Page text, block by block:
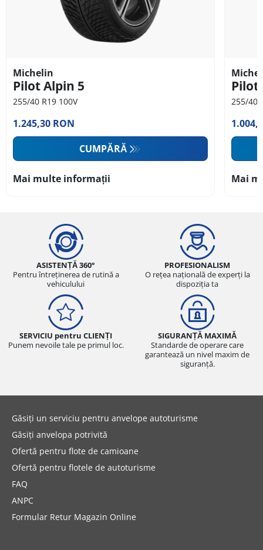
Michelin
Pilot Alpin 5
255/40 R19 100V
1.245,30 RON
CUMPĂRĂ
Mai multe informații
Pilot
255/40
Mai
ASISTENȚĂ 360°
Pentru întreținerea de rutină a
vehiculului
PROFESIONALISM
O rețea națională de experți la
dispoziția ta
SERVICIU pentru CLIENȚI
Punem nevoile tale pe primul loc.
SIGURANȚĂ MAXIMĂ
Standarde de operare care
garantează un nivel maxim de
siguranță.
Găsiți un serviciu pentru anvelope autoturisme
Găsiți anvelopa potrivită
Ofertă pentru flote de camioane
Ofertă pentru flotele de autoturisme
FAQ
ANPC
Formular Retur Magazin Online